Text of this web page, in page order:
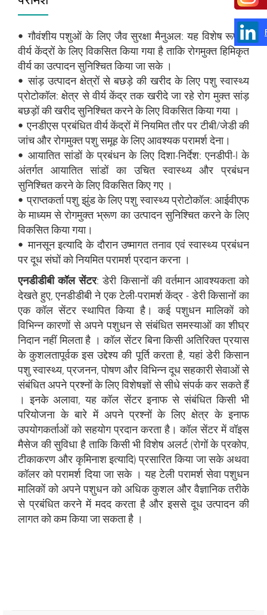
• गौवंशीय पशुओं के लिए जैव सुरक्षा मैनुअल: यह विशेष रूप से
वीर्य केंद्रों के लिए विकसित किया गया है ताकि रोगमुक्त हिमिकृत
वीर्य का उत्पादन सुनिश्चित किया जा सके ।
• सांड़ उत्पादन क्षेत्रों से बछड़े की खरीद के लिए पशु स्वास्थ्य
प्रोटोकॉल: क्षेत्र से वीर्य केंद्र तक खरीदे जा रहे रोग मुक्त सांड़
बछड़ों की खरीद सुनिश्चित करने के लिए विकसित किया गया ।
• एनडीएस प्रबंधित वीर्य केंद्रों में नियमित तौर पर टीबी/जेडी की
जांच और रोगमुक्त पशु समूह के लिए आवश्यक परामर्श देना।
• आयातित सांडों के प्रबंधन के लिए दिशा-निर्देश: एनडीपी-I के
अंतर्गत आयातित सांडों का उचित स्वास्थ्य और प्रबंधन
सुनिश्चित करने के लिए विकसित किए गए ।
• प्राप्तकर्ता पशु झुंड के लिए पशु स्वास्थ्य प्रोटोकॉल: आईवीएफ
के माध्यम से रोगमुक्त भ्रूण का उत्पादन सुनिश्चित करने के लिए
विकसित किया गया।
• मानसून इत्‍यादि के दौरान उष्मागत तनाव एवं स्वास्थ्य प्रबंधन
पर दूध संघों को नियमित परामर्श प्रदान करना ।
एनडीडीबी कॉल सेंटर: डेरी किसानों की वर्तमान आवश्यकता को
देखते हुए, एनडीडीबी ने एक टेली-परामर्श केंद्र - डेरी किसानों का
एक कॉल सेंटर स्थापित किया है। कई पशुधन मालिकों को
विभिन्न कारणों से अपने पशुधन से संबंधित समस्याओं का शीघ्र
निदान नहीं मिलता है । कॉल सेंटर बिना किसी अतिरिक्त प्रयास
के कुशलतापूर्वक इस उद्देश्य की पूर्ति करता है, यहां डेरी किसान
पशु स्वास्थ्य, प्रजनन, पोषण और विभिन्न दूध सहकारी सेवाओं से
संबंधित अपने प्रश्नों के लिए विशेषज्ञों से सीधे संपर्क कर सकते हैं
। इनके अलावा, यह कॉल सेंटर इनाफ से संबंधित किसी भी
परियोजना के बारे में अपने प्रश्नों के लिए क्षेत्र के इनाफ
उपयोगकर्ताओं को सहयोग प्रदान करता है। कॉल सेंटर में वॉइस
मैसेज की सुविधा है ताकि किसी भी विशेष अलर्ट (रोगों के प्रकोप,
टीकाकरण और कृमिनाश इत्यादि) प्रसारित किया जा सके अथवा
कॉलर को परामर्श दिया जा सके । यह टेली परामर्श सेवा पशुधन
मालिकों को अपने पशुधन को अधिक कुशल और वैज्ञानिक तरीके
से प्रबंधित करने में मदद करता है और इससे दूध उत्पादन की
लागत को कम किया जा सकता है ।